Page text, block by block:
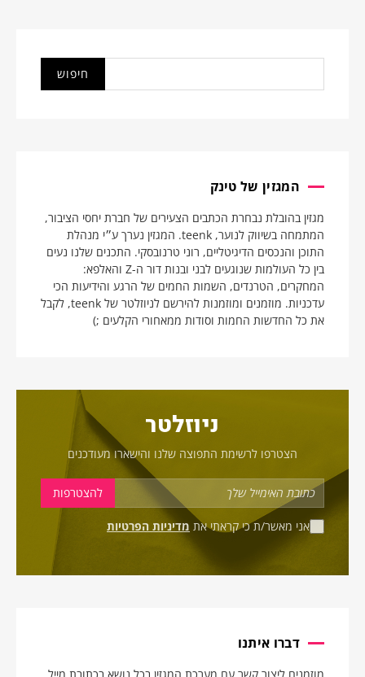
המגזין של טינק
מגזין בהובלת נבחרת הכתבים הצעירים של חברת יחסי הציבור,
המתמחה בשיווק לנוער, teenk. המגזין נערך ע״י מנהלת
התוכן והנכסים הדיגיטליים, רוני טרנובסקי. התכנים שלנו נעים
בין כל העולמות שנוגעים לבני ובנות דור ה-Z והאלפא:
המחקרים, הטרנדים, השמות החמים של הרגע והידיעות הכי
עדכניות. מוזמנים ומוזמנות להירשם לניוזלטר של teenk, לקבל
את כל החדשות החמות וסודות ממאחורי הקלעים ;)
ניוזלטר
הצטרפו לרשימת התפוצה שלנו והישארו מעודכנים
אני מאשר/ת כי קראתי את מדיניות הפרטיות
דברו איתנו